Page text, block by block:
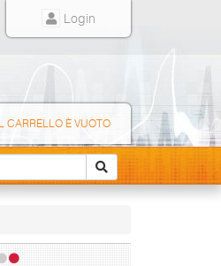
Login
IL CARRELLO È VUOTO